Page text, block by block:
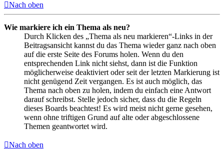
Nach oben
Wie markiere ich ein Thema als neu?
Durch Klicken des „Thema als neu markieren“-Links in der
Beitragsansicht kannst du das Thema wieder ganz nach oben
auf die erste Seite des Forums holen. Wenn du den
entsprechenden Link nicht siehst, dann ist die Funktion
möglicherweise deaktiviert oder seit der letzten Markierung ist
nicht genügend Zeit vergangen. Es ist auch möglich, das
Thema nach oben zu holen, indem du einfach eine Antwort
darauf schreibst. Stelle jedoch sicher, dass du die Regeln
dieses Boards beachtest! Es wird meist nicht gerne gesehen,
wenn ohne triftigen Grund auf alte oder abgeschlossene
Themen geantwortet wird.
Nach oben